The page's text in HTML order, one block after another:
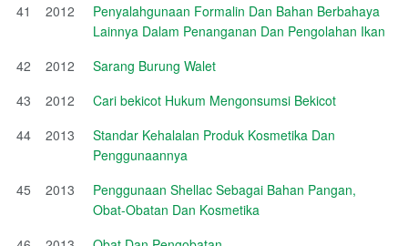
41
2012
Penyalahgunaan Formalin Dan Bahan Berbahaya
Lainnya Dalam Penanganan Dan Pengolahan Ikan
42
2012
Sarang Burung Walet
43
2012
Cari bekicot Hukum Mengonsumsi Bekicot
44
2013
Standar Kehalalan Produk Kosmetika Dan
Penggunaannya
45
2013
Penggunaan Shellac Sebagai Bahan Pangan,
Obat-Obatan Dan Kosmetika